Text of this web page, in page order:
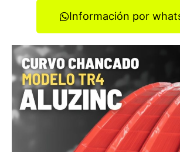
Información por